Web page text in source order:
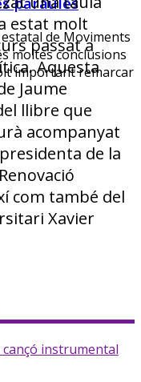
de Moviments
moltes conclusions
important remarcar
estat molt
passat a
Aquesta
Jaume
llibre que
acompanyat
de la
com també del
Xavier